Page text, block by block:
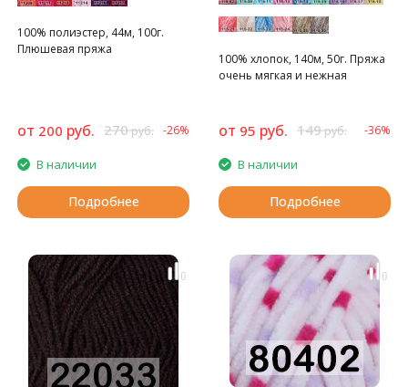
100% полиэстер, 44м, 100г.
Плюшевая пряжа
от 200 руб. 270руб. -26%
В наличии
Подробнее
100% хлопок, 140м, 50г. Пряжа
очень мягкая и нежная
от 95 руб. 149руб. -36%
В наличии
Подробнее